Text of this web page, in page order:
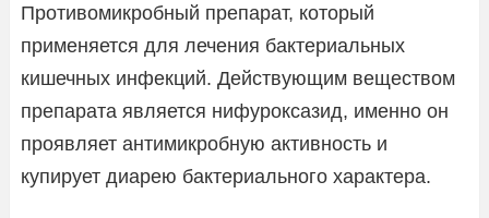
Противомикробный препарат, который
применяется для лечения бактериальных
кишечных инфекций. Действующим веществом
препарата является нифуроксазид, именно он
проявляет антимикробную активность и
купирует диарею бактериального характера.